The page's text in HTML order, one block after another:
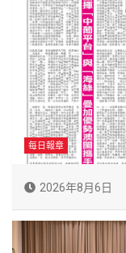
每日報章
2026年8月6日